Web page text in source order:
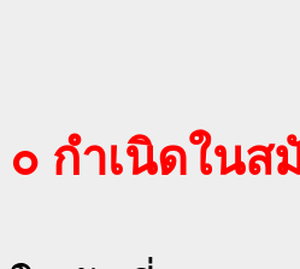
๐ กำเนิดในส